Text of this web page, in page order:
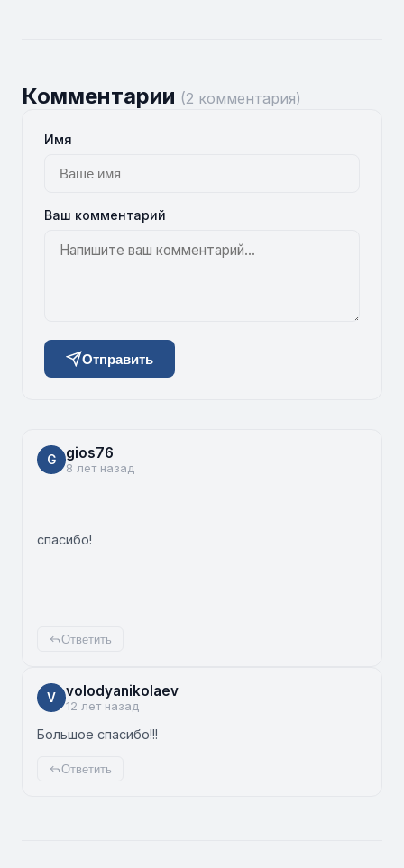
Комментарии (2 комментария)
Имя
Ваш комментарий
Отправить
G gios76
8 лет назад
спасибо!
Ответить
V volodyanikolaev
12 лет назад
Большое спасибо!!!
Ответить